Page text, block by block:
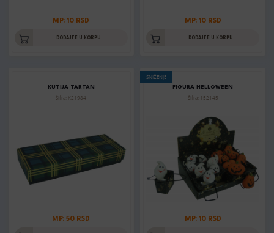
MP: 10 RSD
DODAJTE U KORPU
MP: 10 RSD
DODAJTE U KORPU
KUTIJA TARTAN
Šifra: K21984
MP: 50 RSD
SNIŽENJE
FIGURA HELLOWEEN
Šifra: 152145
MP: 10 RSD